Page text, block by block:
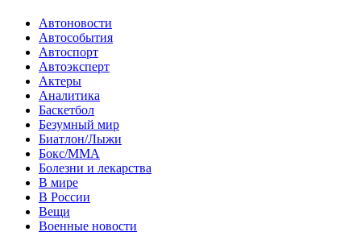
Автоновости
Автособытия
Автоспорт
Автоэксперт
Актеры
Аналитика
Баскетбол
Безумный мир
Биатлон/Лыжи
Бокс/MMA
Болезни и лекарства
В мире
В России
Вещи
Военные новости